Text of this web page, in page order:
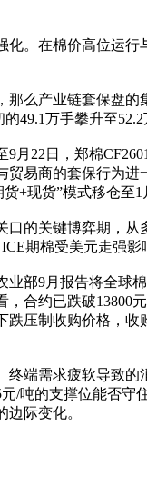
化。在棉价高位运
么产业链套保盘
49.1万手攀升至
月22日，郑棉
易商的套保行为
+现货”模式移仓至
口的关键博弈期，
期棉受美元走强
部9月报告将全球
合约已跌破13800
压制收购价格，
端需求疲软导致
/吨的支撑位能否
际变化。